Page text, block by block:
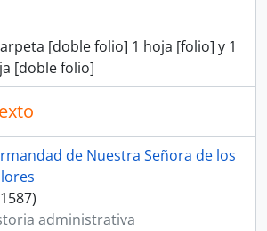
[doble folio] 1 hoja [folio] y 1
[doble folio]
de Nuestra Señora de los
administrativa